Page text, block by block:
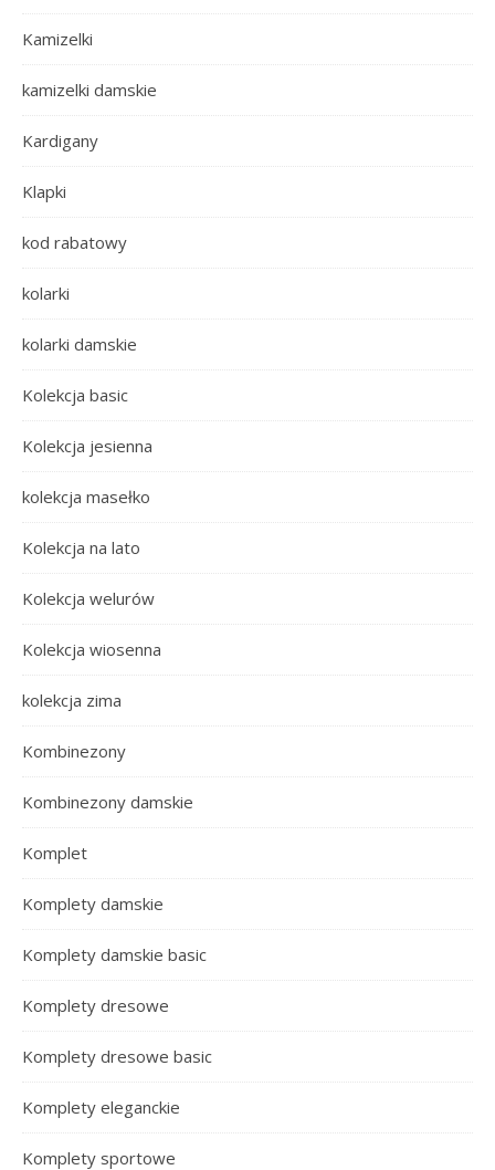
Kamizelki
kamizelki damskie
Kardigany
Klapki
kod rabatowy
kolarki
kolarki damskie
Kolekcja basic
Kolekcja jesienna
kolekcja masełko
Kolekcja na lato
Kolekcja welurów
Kolekcja wiosenna
kolekcja zima
Kombinezony
Kombinezony damskie
Komplet
Komplety damskie
Komplety damskie basic
Komplety dresowe
Komplety dresowe basic
Komplety eleganckie
Komplety sportowe